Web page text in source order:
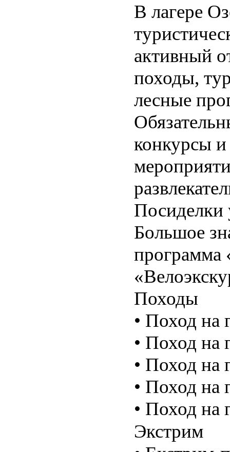
В лагере
активный
походы,
лесные
конкурсы
Посиделки
Большое
Походы
• Поход на
• Поход на
• Поход на
• Поход на
• Поход на
Экстрим